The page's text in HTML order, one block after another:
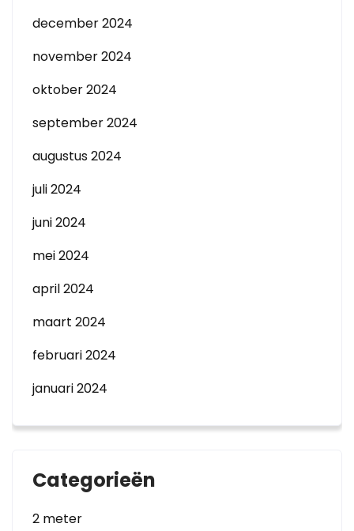
december 2024
november 2024
oktober 2024
september 2024
augustus 2024
juli 2024
juni 2024
mei 2024
april 2024
maart 2024
februari 2024
januari 2024
Categorieën
2 meter